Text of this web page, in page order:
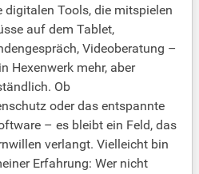
Tools, die mitspielen
auf dem Tablet,
Videoberatung –
Hexenwerk mehr, aber
Ob
oder das entspannte
– es bleibt ein Feld, das
verlangt. Vielleicht bin
Erfahrung: Wer nicht